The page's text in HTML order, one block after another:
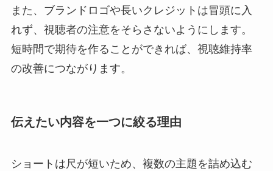
また、ブランドロゴや長いクレジットは冒頭に入
れず、視聴者の注意をそらさないようにします。
短時間で期待を作ることができれば、視聴維持率
の改善につながります。
伝えたい内容を一つに絞る理由
ショートは尺が短いため、複数の主題を詰め込む